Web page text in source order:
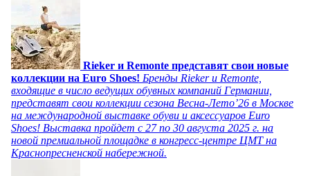
Rieker и Remonte представят свои новые
коллекции на Euro Shoes! Бренды Rieker и Remonte,
входящие в число ведущих обувных компаний Германии,
представят свои коллекции сезона Весна-Лето’26 в Москве
на международной выставке обуви и аксессуаров Euro
Shoes! Выставка пройдет c 27 по 30 августа 2025 г. на
новой премиальной площадке в конгресс-центре ЦМТ на
Краснопресненской набережной.